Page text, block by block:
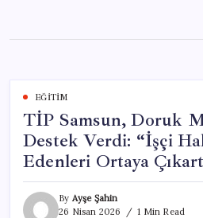
content
EĞITIM
TİP Samsun, Doruk
Destek Verdi: “İşçi
Edenleri Ortaya
By Ayşe Şahin
26 Nisan 2026
1 Min Read